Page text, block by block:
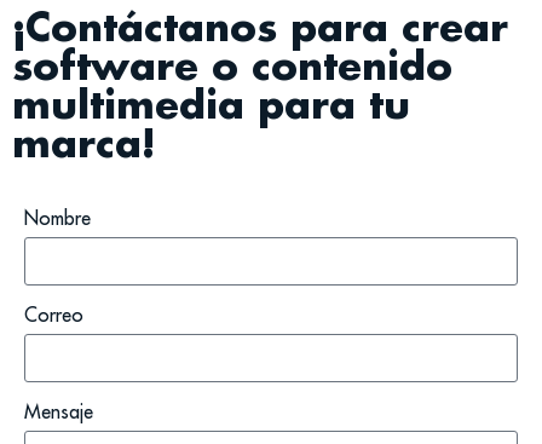
¡Contáctanos para crear
software o contenido
multimedia para tu
marca!
Nombre
Correo
Mensaje